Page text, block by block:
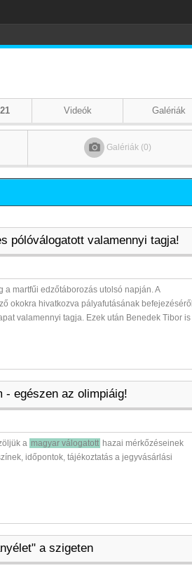
Videók Galériák
Galériák (0)
pólóválogatott valamennyi tagja!
a martfűi edzőtáborozás utolsó napján. A
okokra hivatkozva pályafutásának befejezéséről
valamennyi tagja. Ezek után Benedek Tibor is
- egészen az olimpiáig!
a magyar válogatott hazai mérkőzéseinek
időpontok, tájékoztatás a jegyvásárlási
a szigeten